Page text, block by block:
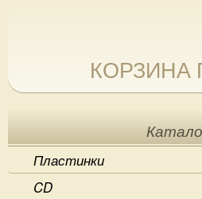
КОРЗИНА
Пластинки
CD